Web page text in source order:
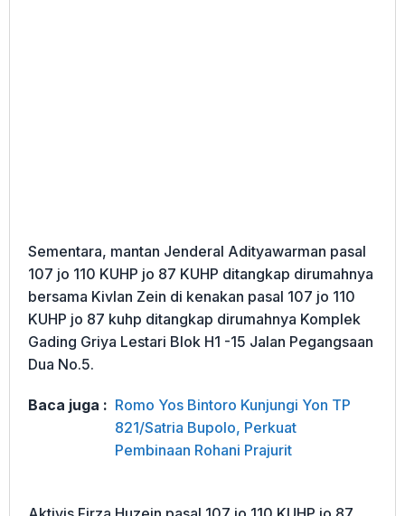
Sementara, mantan Jenderal Adityawarman pasal
107 jo 110 KUHP jo 87 KUHP ditangkap dirumahnya
bersama Kivlan Zein di kenakan pasal 107 jo 110
KUHP jo 87 kuhp ditangkap dirumahnya Komplek
Gading Griya Lestari Blok H1 -15 Jalan Pegangsaan
Dua No.5.
Baca juga : Romo Yos Bintoro Kunjungi Yon TP
821/Satria Bupolo, Perkuat
Pembinaan Rohani Prajurit